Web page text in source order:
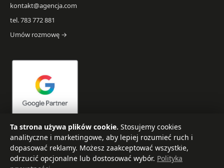
kontakt@agencja.com
tel. 783 772 881
Umów rozmowę →
Ta strona używa plików cookie. Stosujemy cookies
analityczne i marketingowe, aby lepiej rozumieć ruch i
dopasować reklamy. Możesz zaakceptować wszystkie,
odrzucić opcjonalne lub dostosować wybór. Polityka